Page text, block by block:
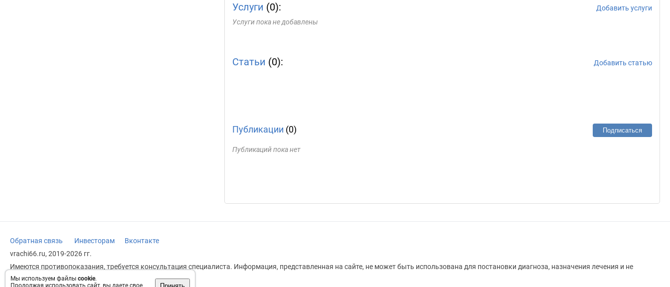
Мы используем файлы cookie.
Продолжая использовать сайт, вы даете свое
Принять
Услуги (0):
Добавить услуги
Услуги пока не добавлены
Статьи (0): Добавить статью
Публикации (0) Подписаться
Публикаций пока нет
Обратная связь Инвесторам
Вконтакте
vrachi66.ru, 2019-2026 гг.
Имеются противопоказания, требуется консультация специалиста. Информация, представленная на сайте, не может быть использована для постановки диагноза, назначения лечения и не
заменяет прием врача.